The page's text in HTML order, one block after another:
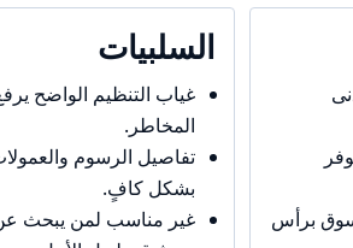
برأس
السلبيات
غياب التنظيم الواضح
المخاطر.
تفاصيل الرسوم
بشكل كافٍ.
غير مناسب لمن يبحث